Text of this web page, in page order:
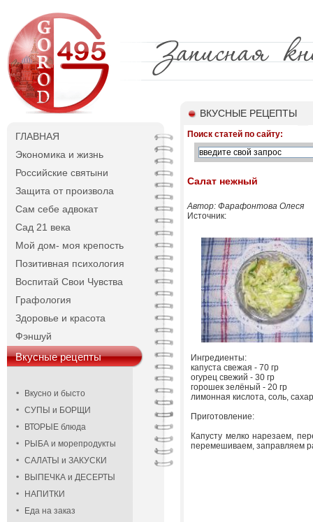
ГЛАВНАЯ
Экономика и жизнь
Российские святыни
Защита от произвола
Сам себе адвокат
Сад 21 века
Мой дом- моя крепость
Позитивная психология
Воспитай Свои Чувства
Графология
Здоровье и красота
Фэншуй
Вкусные рецепты
Вкусно и бысто
СУПЫ и БОРЩИ
ВТОРЫЕ блюда
РЫБА и морепродукты
САЛАТЫ и ЗАКУСКИ
ВЫПЕЧКА и ДЕСЕРТЫ
НАПИТКИ
Еда на заказ
ВКУСНЫЕ РЕЦЕПТЫ
Поиск статей по сайту:
Салат нежный
Автор: Фарафонтова Олеся
Источник:
Ингредиенты:
капуста свежая - 70 гр
огурец свежий - 30 гр
горошек зелёный - 20 гр
лимонная кислота, соль,
Приготовление:
Капусту мелко нарезаем,
перемешиваем, заправляем